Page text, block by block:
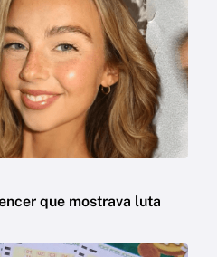
que mostrava luta